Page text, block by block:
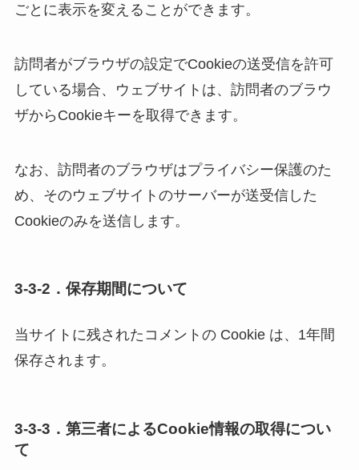
ごとに表示を変えることができます。
訪問者がブラウザの設定でCookieの送受信を許可
している場合、ウェブサイトは、訪問者のブラウ
ザからCookieキーを取得できます。
なお、訪問者のブラウザはプライバシー保護のた
め、そのウェブサイトのサーバーが送受信した
Cookieのみを送信します。
3-3-2．保存期間について
当サイトに残されたコメントの Cookie は、1年間
保存されます。
3-3-3．第三者によるCookie情報の取得につい
て